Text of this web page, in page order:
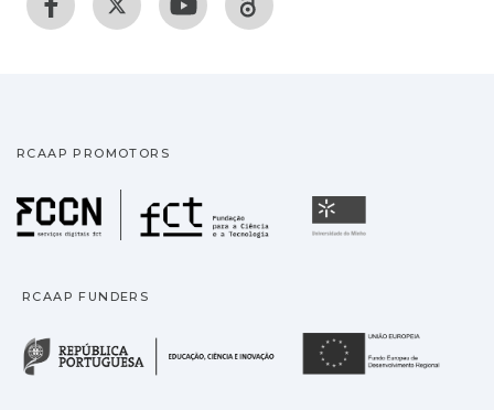
RCAAP PROMOTORS
Fundação para a
RCAAP FUNDERS
República Portuguesa